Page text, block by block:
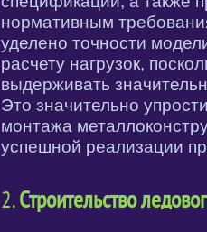
нормативным
уделено точности
расчету нагрузок,
выдерживать
Это значительно
монтажа
успешной реализации
2.Строительство